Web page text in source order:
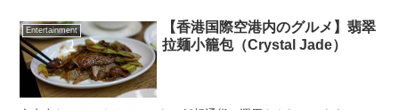
Entertainment
【香港国際空港内のグルメ】翡翠
拉麺小籠包（Crystal Jade）